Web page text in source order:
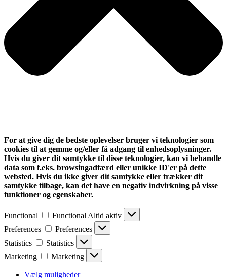
For at give dig de bedste oplevelser bruger vi teknologier som
cookies til at gemme og/eller få adgang til enhedsoplysninger.
Hvis du giver dit samtykke til disse teknologier, kan vi behandle
data som f.eks. browsingadfærd eller unikke ID'er på dette
websted. Hvis du ikke giver dit samtykke eller trækker dit
samtykke tilbage, kan det have en negativ indvirkning på visse
funktioner og egenskaber.
Functional Functional Altid aktiv
Preferences
Preferences
Statistics
Statistics
Marketing
Marketing
Vælg muligheder